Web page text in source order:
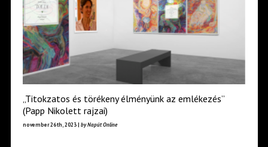
„Titokzatos és törékeny élményünk az emlékezés”
(Papp Nikolett rajzai)
november 26th, 2023 | by Napút Online